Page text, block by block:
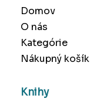
Domov
O nás
Kategórie
Nákupný košík
Knihy